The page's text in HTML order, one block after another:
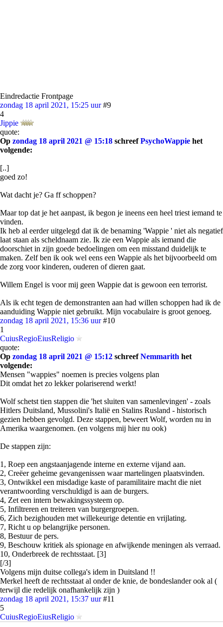
Eindredactie Frontpage
zondag 18 april 2021, 15:25 uur #9
4
Jippie
quote:
Op zondag 18 april 2021 @ 15:18 schreefPsychoWappie het
volgende:
[..]
goed zo!
Wat dacht je? Ga ff schoppen?
Maar top dat je het aanpast, ik begon je ineens een heel triest iemand te
vinden.
Ik heb al eerder uitgelegd dat ik de benaming 'Wappie ' niet als negatief
laat staan als scheldnaam zie. Ik zie een Wappie als iemand die
doorschiet in zijn goede bedoelingen om een misstand duidelijk te
maken. Zelf ben ik ook wel eens een Wappie als het bijvoorbeeld om
de zorg voor kinderen, ouderen of dieren gaat.
Willem Engel is voor mij geen Wappie dat is gewoon een terrorist.
Als ik echt tegen de demonstranten aan had willen schoppen had ik de
aanduiding Wappie niet gebruikt. Mijn vocabulaire is groot genoeg.
zondag 18 april 2021, 15:36 uur #10
1
CuiusRegioEiusReligio
quote:
Op zondag 18 april 2021 @ 15:12 schreefNemmarith het
volgende:
Mensen "wappies" noemen is precies volgens plan
Dit omdat het zo lekker polariserend werkt!
Wolf schetst tien stappen die 'het sluiten van samenlevingen' - zoals
Hitlers Duitsland, Mussolini's Italië en Stalins Rusland - historisch
gezien hebben gevolgd. Deze stappen, beweert Wolf, worden nu in
Amerika waargenomen. (en volgens mij hier nu ook)
De stappen zijn:
1, Roep een angstaanjagende interne en externe vijand aan.
2, Creëer geheime gevangenissen waar martelingen plaatsvinden.
3, Ontwikkel een misdadige kaste of paramilitaire macht die niet
verantwoording verschuldigd is aan de burgers.
4, Zet een intern bewakingssysteem op.
5, Infiltreren en treiteren van burgergroepen.
6, Zich bezighouden met willekeurige detentie en vrijlating.
7, Richt u op belangrijke personen.
8, Bestuur de pers.
9, Beschouw kritiek als spionage en afwijkende meningen als verraad.
10, Onderbreek de rechtsstaat. [3]
[/3]
Volgens mijn duitse collega's idem in Duitsland !!
Merkel heeft de rechtsstaat al onder de knie, de bondeslander ook al (
terwijl die redelijk onafhankelijk zijn )
zondag 18 april 2021, 15:37 uur #11
5
CuiusRegioEiusReligio